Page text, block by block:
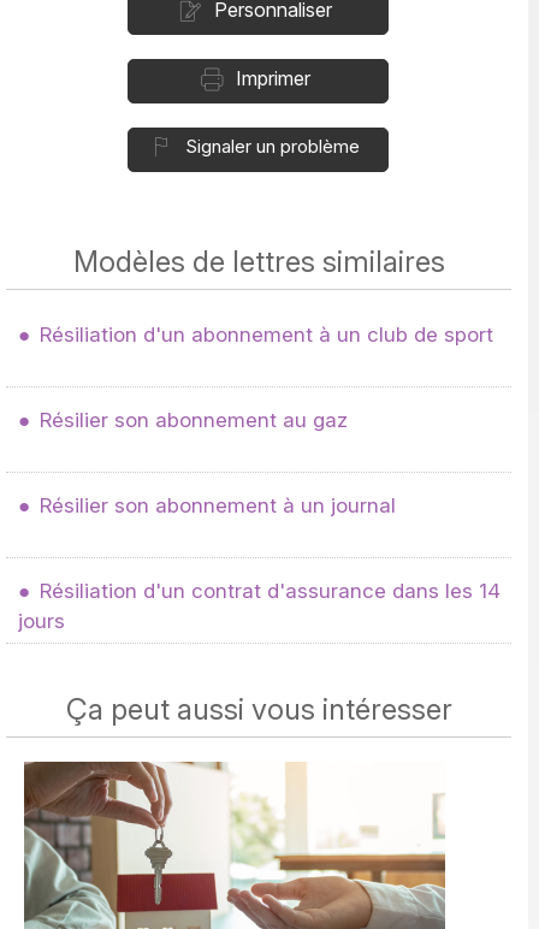
Personnaliser
Imprimer
Signaler un problème
Modèles de lettres similaires
Résiliation d'un abonnement à un club de sport
Résilier son abonnement au gaz
Résilier son abonnement à un journal
Résiliation d'un contrat d'assurance dans les 14
jours
Ça peut aussi vous intéresser